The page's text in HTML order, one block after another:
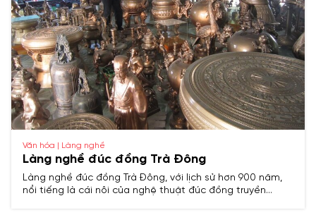
Văn hóa | Làng nghề
Làng nghề đúc đồng Trà Đông
Làng nghề đúc đồng Trà Đông, với lịch sử hơn 900 năm,
nổi tiếng là cái nôi của nghệ thuật đúc đồng truyền